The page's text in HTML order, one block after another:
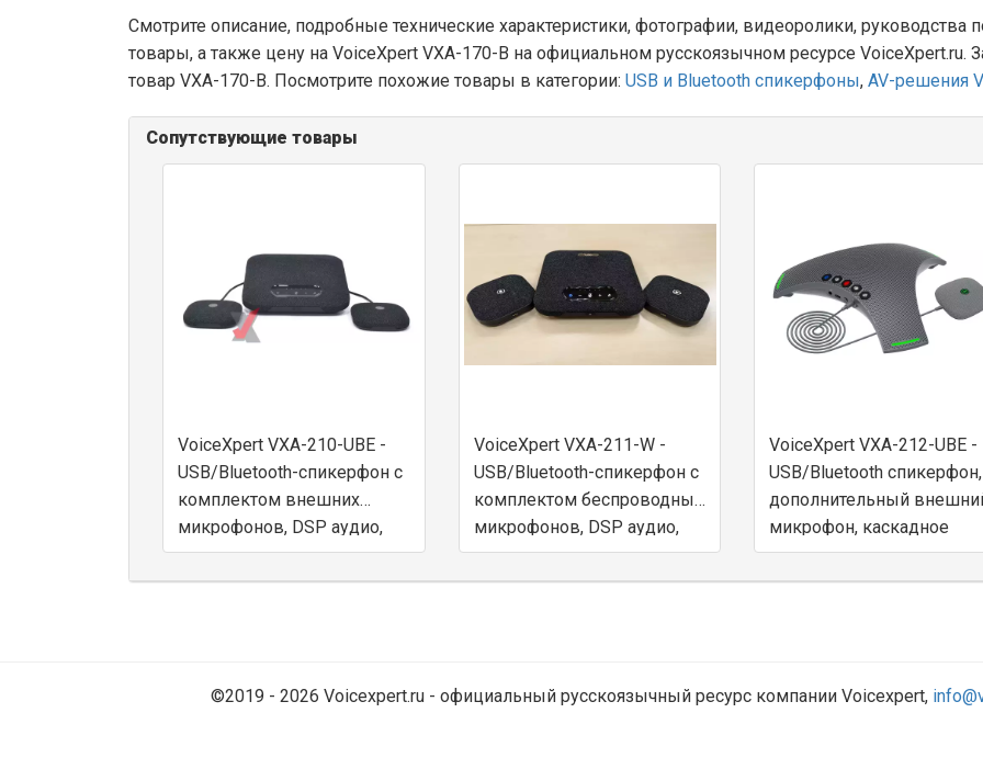
Смотрите описание, подробные технические характеристики, фотографии, видеоролики, руководства
товары, а также цену на VoiceXpert VXA-170-B на официальном русскоязычном ресурсе VoiceXpert.ru.
товар VXA-170-B. Посмотрите похожие товары в категории: USB и Bluetooth спикерфоны, AV-решения
Сопутствующие товары
VoiceXpert VXA-210-UBE -
USB/Bluetooth-спикерфон с
комплектом внешних
микрофонов, DSP аудио,
Hi-Fi динамик, аккумулятор
VoiceXpert VXA-211-W -
USB/Bluetooth-спикерфон с
комплектом беспроводных
микрофонов, DSP аудио,
Hi-Fi динамик, аккумулятор
VoiceXpert VXA-212-UBE -
USB/Bluetooth спикерфон,
дополнительный
микрофон, каскадное
подключение, DSP аудио,
Hi-Fi динамик,
©2019 - 2026 Voicexpert.ru - официальный русскоязычный ресурс компании Voicexpert,